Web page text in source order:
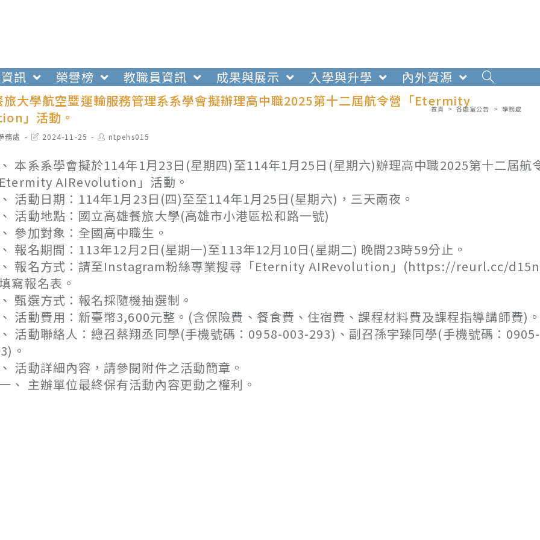
訊 榮譽榜 教職員資訊 成果與展示 入學與升學
內外資源
旅大學航空暨運輸服務管理系系學會擬辦理高中職2025第十二屆航令營「Etermity
」活動。
首頁 > 各處室公告 > 學務處
務處
Post2024-11-25
Post
author:
ntpehs015
本系系學會擬於114年1月23日(星期四)至114年1月25日(星期六)辦理高中職2025第十二屆航
AIRevolution」活動。
活動日期：114年1月23日(四)至至114年1月25日(星期六)，三天兩夜。
活動地點：國立高雄餐旅大學(高雄市小港區松和路一號)
參加對象：全國高中職生。
報名期間：113年12月2日(星期一)至113年12月10日(星期二) 晚間23時59分止。
報名方式：請至Instagram粉絲專業搜尋「Eternity AIRevolution」(https://reurl.cc/
寫報名表。
甄選方式：報名採隨機抽選制。
活動費用：新臺幣3,600元整。(含保險費、餐食費、住宿費、課程材料費及課程指導講師費)
活動聯絡人：總召蔡翔丞同學(手機號碼：0958-003-293)、副召孫宇臻同學(手機號碼：
。
活動詳細內容，請參閱附件之活動簡章。
、 主辦單位最終保有活動內容更動之權利。